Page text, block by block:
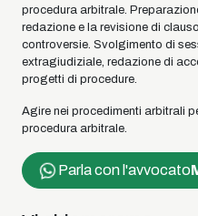
procedura arbitrale.
redazione e la revisione di
controversie. Svolgimento di
extragiudiziale, redazione di
progetti di procedure.
Agire nei procedimenti arbitrali
procedura arbitrale.
Parla con l'avvocato